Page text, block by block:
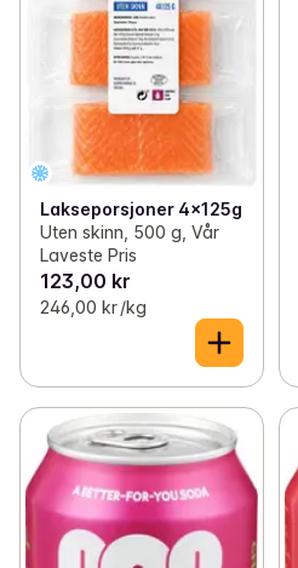
Lakseporsjoner 4x125g
Uten skinn, 500 g, Vår
Laveste Pris
123,00 kr
246,00 kr /kg